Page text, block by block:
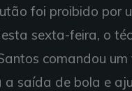
foi proibido por
sexta-feira, o
comandou um
saída de bola e